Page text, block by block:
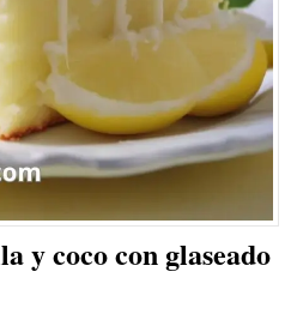
y coco con glaseado